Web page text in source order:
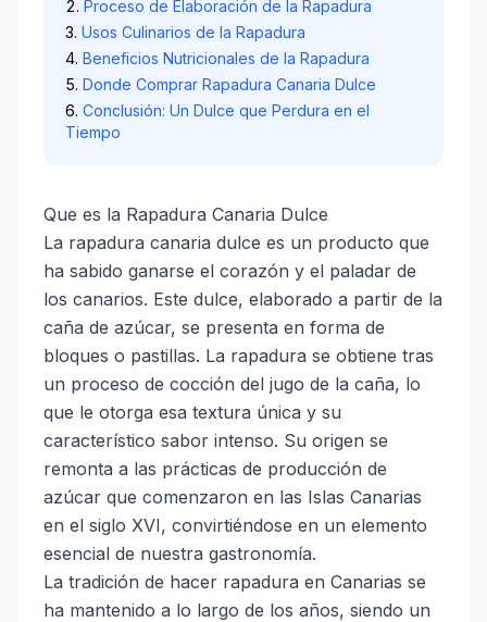
Proceso de Elaboración de la Rapadura
Usos Culinarios de la Rapadura
Beneficios Nutricionales de la Rapadura
Donde Comprar Rapadura Canaria Dulce
Conclusión: Un Dulce que Perdura en el
Tiempo
Que es la Rapadura Canaria Dulce
La rapadura canaria dulce es un producto que
ha sabido ganarse el corazón y el paladar de
los canarios. Este dulce, elaborado a partir de la
caña de azúcar, se presenta en forma de
bloques o pastillas. La rapadura se obtiene tras
un proceso de cocción del jugo de la caña, lo
que le otorga esa textura única y su
característico sabor intenso. Su origen se
remonta a las prácticas de producción de
azúcar que comenzaron en las Islas Canarias
en el siglo XVI, convirtiéndose en un elemento
esencial de nuestra gastronomía.
La tradición de hacer rapadura en Canarias se
ha mantenido a lo largo de los años, siendo un